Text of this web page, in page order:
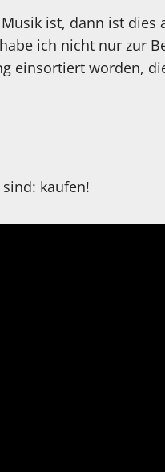
ist, dann ist dies
ich nicht nur zur
einsortiert worden,
kaufen!